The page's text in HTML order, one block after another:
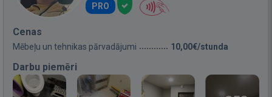
PRO
Cenas
Mēbeļu un tehnikas pārvadājumi 10,00€/stunda
Darbu piemēri